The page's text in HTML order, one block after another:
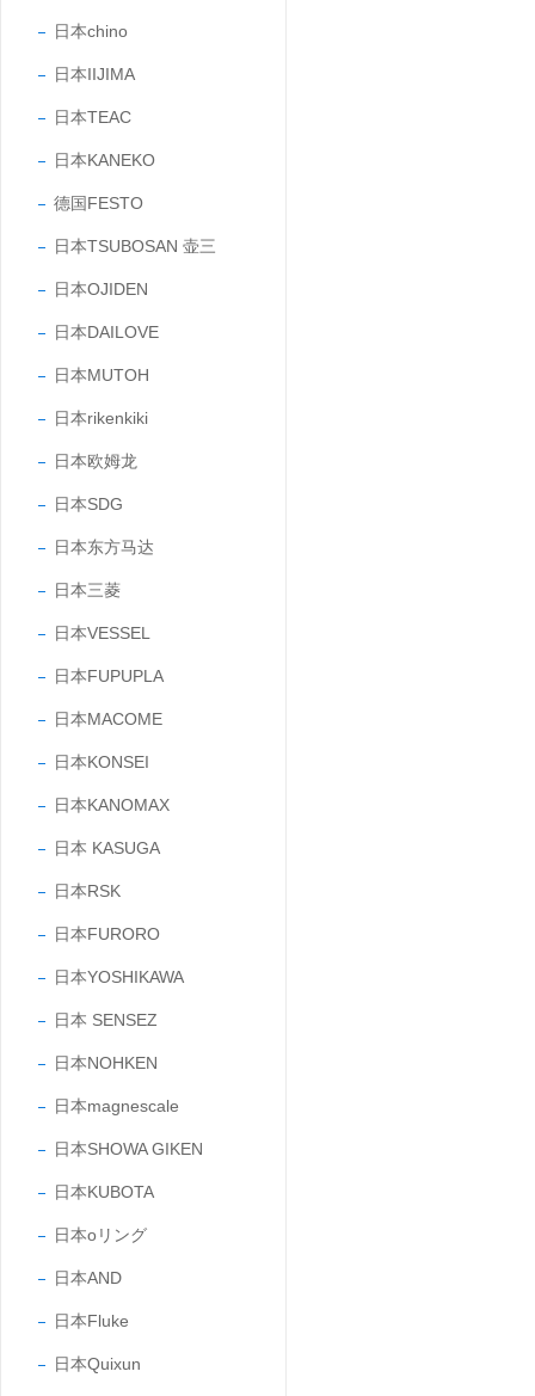
日本chino
日本IIJIMA
日本TEAC
日本KANEKO
德国FESTO
日本TSUBOSAN 壶三
日本OJIDEN
日本DAILOVE
日本MUTOH
日本rikenkiki
日本欧姆龙
日本SDG
日本东方马达
日本三菱
日本VESSEL
日本FUPUPLA
日本MACOME
日本KONSEI
日本KANOMAX
日本 KASUGA
日本RSK
日本FURORO
日本YOSHIKAWA
日本 SENSEZ
日本NOHKEN
日本magnescale
日本SHOWA GIKEN
日本KUBOTA
日本oリング
日本AND
日本Fluke
日本Quixun